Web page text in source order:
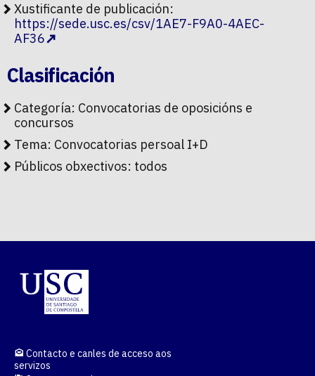
Xustificante de publicación:
https://sede.usc.es/csv/1AE7-F9A0-4AEC-
AF36
Clasificación
Categoría: Convocatorias de oposicións e
concursos
Tema: Convocatorias persoal I+D
Públicos obxectivos: todos
Contacto e canles de acceso aos
servizos